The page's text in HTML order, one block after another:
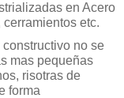
en Acero
etc.
no se
mas pequeñas
risotras de
forma